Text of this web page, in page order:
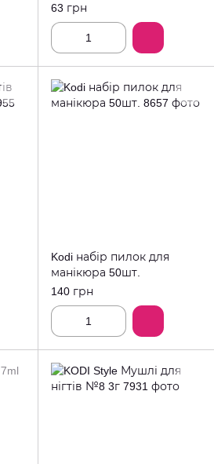
63 грн
Kodi набір пилок для
манікюра 50шт.
140 грн